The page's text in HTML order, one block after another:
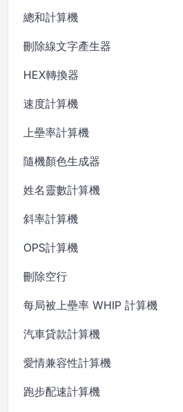
總和計算機
刪除線文字產生器
HEX轉換器
速度計算機
上壘率計算機
隨機顏色生成器
姓名靈數計算機
斜率計算機
OPS計算機
刪除空行
每局被上壘率 WHIP 計算機
汽車貸款計算機
愛情兼容性計算機
跑步配速計算機